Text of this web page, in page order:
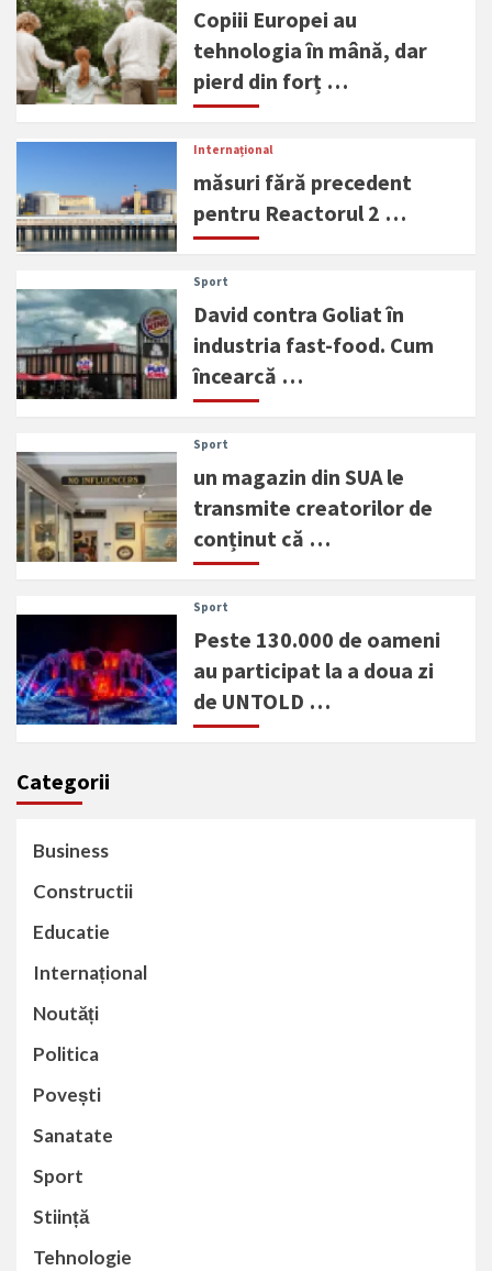
Copiii Europei au
tehnologia în mână, dar
pierd din forț …
Internațional
măsuri fără precedent
pentru Reactorul 2 …
Sport
David contra Goliat în
industria fast-food. Cum
încearcă …
Sport
un magazin din SUA le
transmite creatorilor de
conținut că …
Sport
Peste 130.000 de oameni
au participat la a doua zi
de UNTOLD …
Categorii
Business
Constructii
Educatie
Internațional
Noutăți
Politica
Povești
Sanatate
Sport
Stiință
Tehnologie